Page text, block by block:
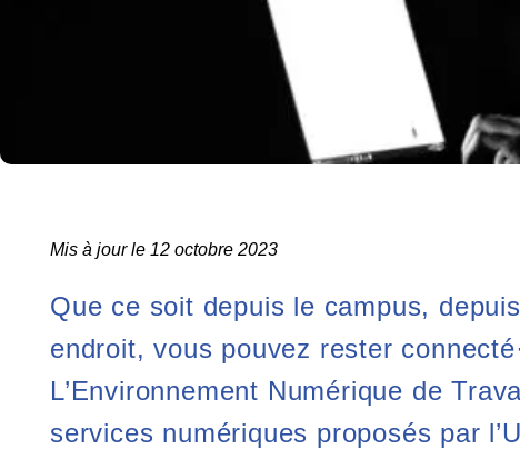
Mis à jour le 12 octobre 2023
Que ce soit depuis le campus,
endroit, vous pouvez rester
L’Environnement Numérique de
services numériques proposés par